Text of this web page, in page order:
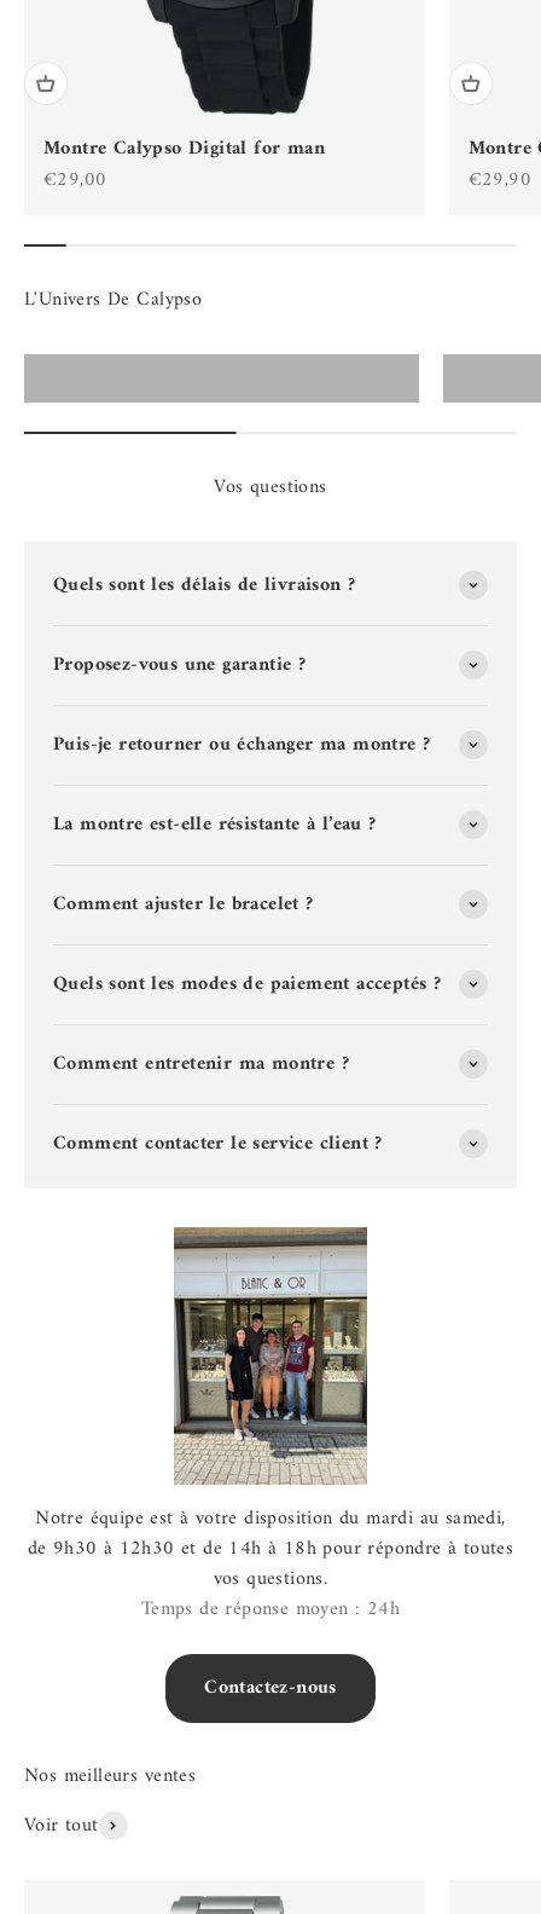
Montre Calypso Digital for man
Prix de vente
€29,00
Montre
Prix de
€29,90
Vos questions
Quels sont les délais de livraison ?
Proposez-vous une garantie ?
Puis-je retourner ou échanger ma montre ?
La montre est-elle résistante à l’eau ?
Comment ajuster le bracelet ?
Quels sont les modes de paiement acceptés ?
Comment entretenir ma montre ?
Comment contacter le service client ?
Notre équipe est à votre disposition du mardi au samedi,
de 9h30 à 12h30 et de 14h à 18h pour répondre à toutes
vos questions.
Temps de réponse moyen : 24h
Contactez-nous
Voir tout